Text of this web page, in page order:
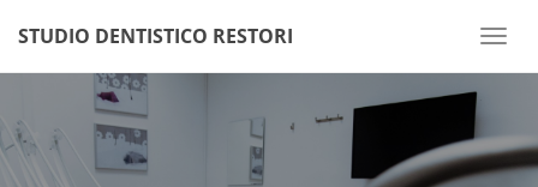
STUDIO DENTISTICO RESTORI